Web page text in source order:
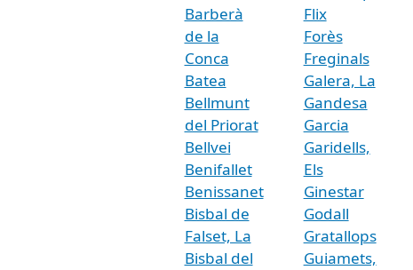
Barberà
de la
Conca
Batea
Bellmunt
del Priorat
Bellvei
Benifallet
Benissanet
Bisbal de
Falset, La
Bisbal del
Flix
Forès
Freginals
Galera, La
Gandesa
Garcia
Garidells,
Els
Ginestar
Godall
Gratallops
Guiamets,